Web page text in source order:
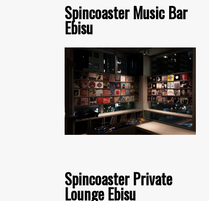
Spincoaster Music Bar
Ebisu
Spincoaster Private
Lounge Ebisu